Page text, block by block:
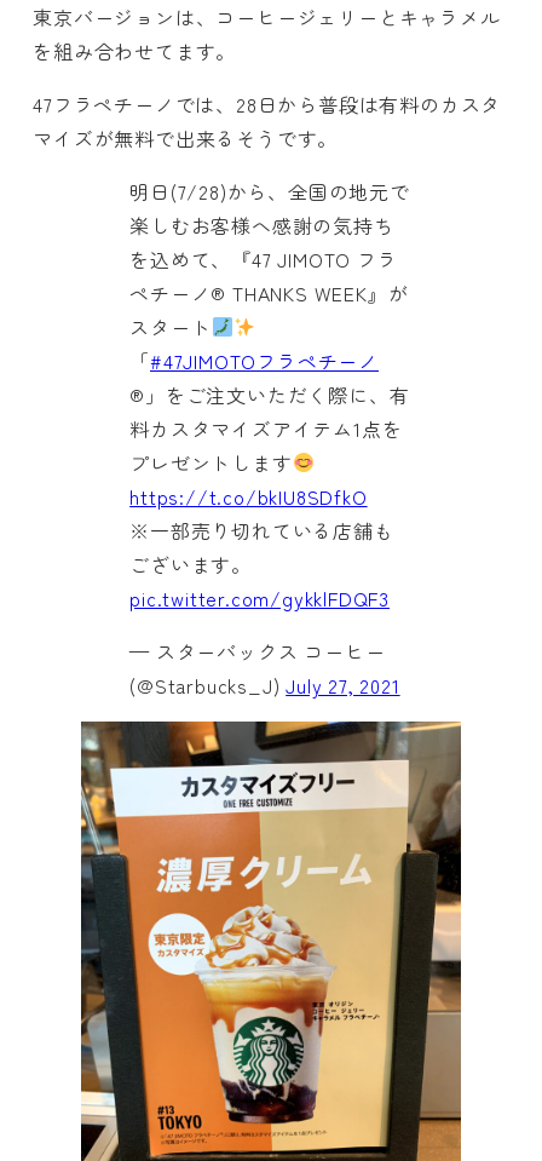
東京バージョンは、コーヒージェリーとキャラメル
を組み合わせてます。
47フラペチーノでは、28日から普段は有料のカスタ
マイズが無料で出来るそうです。
明日(7/28)から、全国の地元で
楽しむお客様へ感謝の気持ち
を込めて、『47 JIMOTO フラ
ペチーノ® THANKS WEEK』が
スタート
「#47JIMOTOフラペチーノ
®」をご注文いただく際に、有
料カスタマイズアイテム1点を
プレゼントします
https://t.co/bkIU8SDfkO
※一部売り切れている店舗も
ございます。
pic.twitter.com/gykklFDQF3
— スターバックス コーヒー
(@Starbucks_J)July 27, 2021